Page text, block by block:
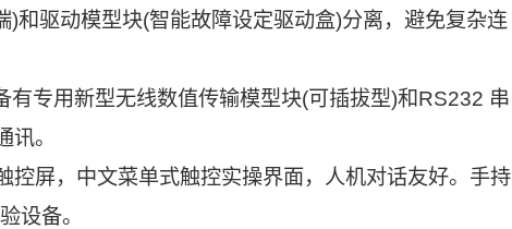
和驱动模型块(智能故障设定驱动盒)分离，避免复杂连
专用新型无线数值传输模型块(可插拔型)和RS232 串
。
屏，中文菜单式触控实操界面，人机对话友好。手持
设备。